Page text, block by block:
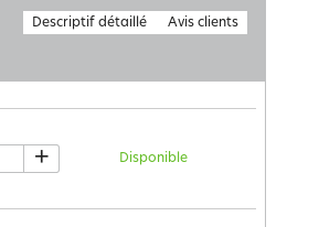
Descriptif détaillé Avis clients
Disponible
+